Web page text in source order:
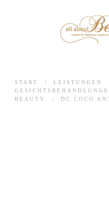
START
LEISTUNGEN
BEAUTY
DC COCO